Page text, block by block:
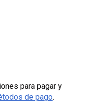
para pagar y
de pago.